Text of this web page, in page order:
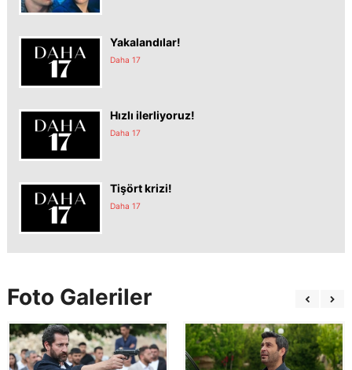
Yakalandılar!
Daha 17
Hızlı ilerliyoruz!
Daha 17
Tişört krizi!
Daha 17
Foto Galeriler